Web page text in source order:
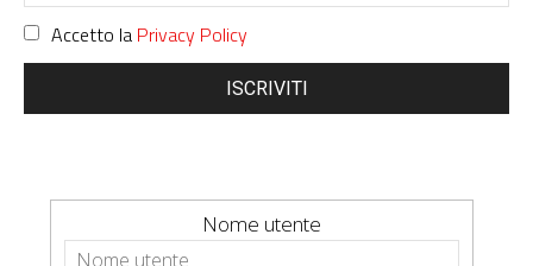
Accetto la Privacy Policy
ISCRIVITI
Nome utente